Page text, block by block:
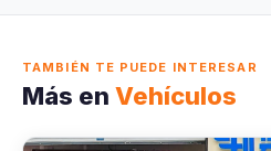
TAMBIÉN TE PUEDE INTERESAR
Más en Vehículos